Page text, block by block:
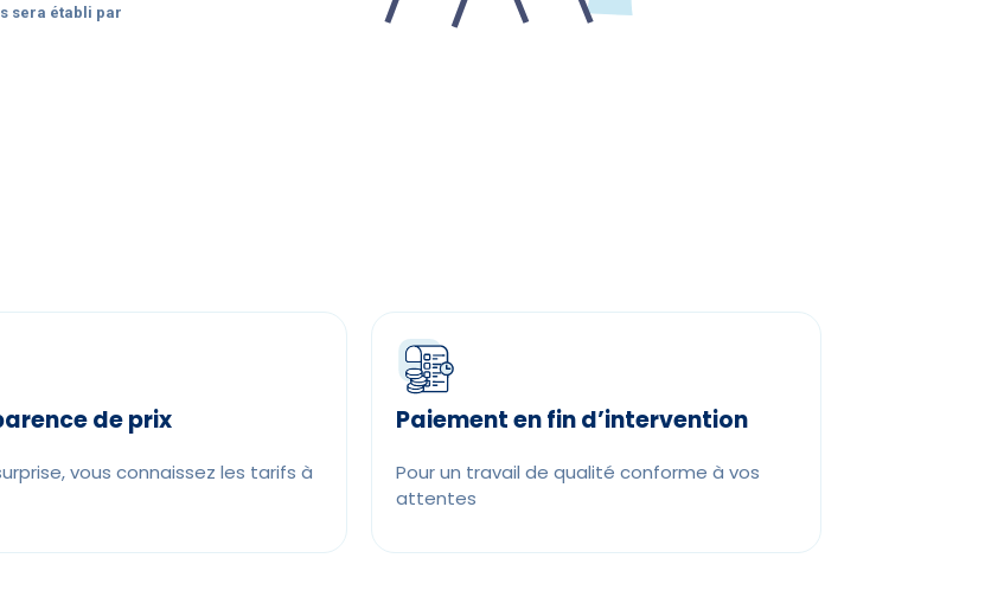
sera établi par
de prix
vous connaissez les tarifs à
Paiement en fin d’intervention
Pour un travail de qualité conforme à vos
attentes